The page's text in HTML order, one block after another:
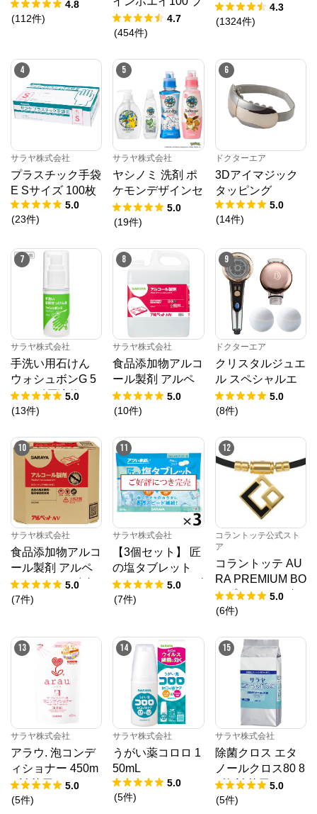
4.8
(112件)
レミアムチョコレ
ート風味 1,000g
4.7
(454件)
ライアルセット
【ゆうメール】
4.3
(1324件)
4
サラヤ株式会社
プラスチック手袋
E Sサイズ 100枚
5.0
(23件)
5
サラヤ株式会社
ヤシノミ 洗剤 ポ
ケモンデザインセ
ット
5.0
(19件)
6
ドクターエア
3Dアイマジック
タッピング
5.0
(14件)
7
サラヤ株式会社
手洗い用石けん
ウォシュボンG 5
0mL 〔原液使
用〕
5.0
(13件)
8
サラヤ株式会社
食品添加物アルコ
ール製剤 アルペ
ットHN 5L5.0
(10件)
9
ドクターエア
クリスタルジュエ
ル スペシャルエ
ディション5.0
(8件)
10
サラヤ株式会社
食品添加物アルコ
ール製剤 アルペ
ットNV 10L 八角
B.I.B.
5.0
(7件)
11
サラヤ株式会社
【3個セット】 匠
の塩タブレット
うましゅわサイダ
ー味 500g × 3
5.0
(7件)
12
コラントッテ公式スト
ア
コラントッテ AU
RA PREMIUM BO
X プレミアムゴー
ルド
5.0
(6件)
13
サラヤ株式会社
アラウ. 泡コンデ
ィショナー 450m
L 詰替用
5.0
(5件)
14
サラヤ株式会社
うがい薬コロロ 1
50mL
5.0
(5件)
15
サラヤ株式会社
除菌クロス エタ
ノールクロス80 8
0枚 詰替用 5.0
(5件)
サラヤ株式会社
公式ECサイト
サラヤ株式会社 からのコメント
SARAYAの公式通販サイトです。
【家庭用】スーパー、ドラッグストアで販売している
商品
【業務用】お得な業務用商品、個人様もご購入可能
【医療従事者用】医療・福祉現場の“プロが使う商
品”と”感染対策情報”
3種の店舗をご用意しております。